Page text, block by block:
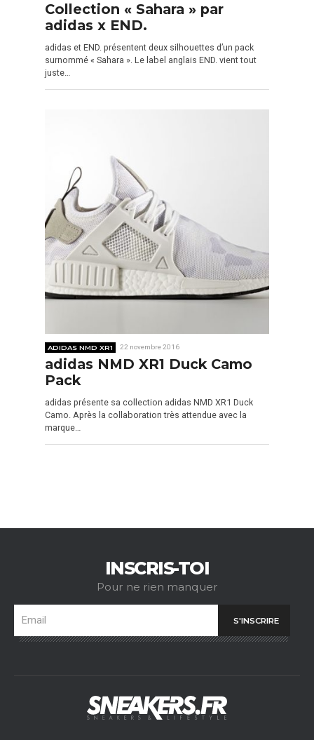
Collection « Sahara » par
adidas x END.
adidas et END. présentent deux silhouettes d’un pack
surnommé « Sahara ». Le label anglais END. vient tout
juste…
ADIDAS NMD XR1 22 novembre 2016
adidas NMD XR1 Duck Camo
Pack
adidas présente sa collection adidas NMD XR1 Duck
Camo. Après la collaboration très attendue avec la
marque…
INSCRIS-TOI
Pour ne rien manquer